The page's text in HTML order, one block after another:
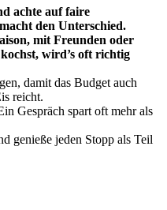
achte auf faire
den Unterschied.
mit Freunden oder
wird’s oft richtig
damit das Budget auch
reicht.
Gespräch spart oft mehr als
genieße jeden Stopp als Teil